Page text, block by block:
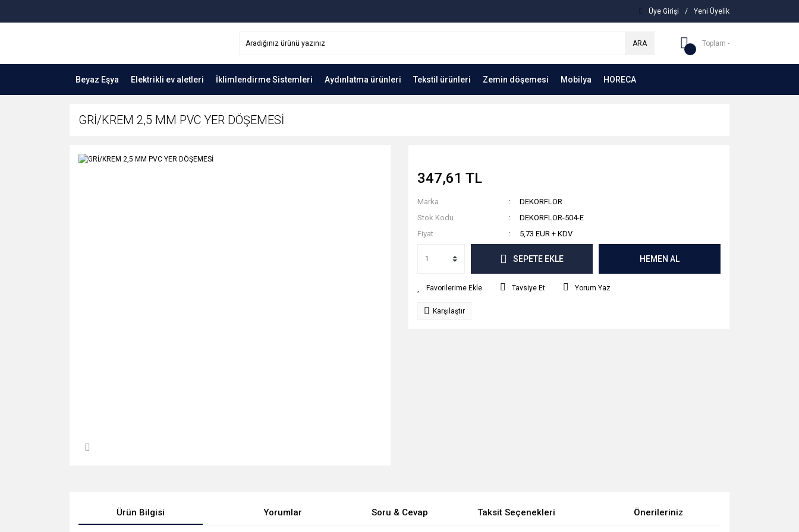
Üye Girişi / Yeni Üyelik
ARA Toplam -
Beyaz Eşya Elektrikli ev aletleri İklimlendirme Sistemleri Aydınlatma ürünleri Tekstil ürünleri Zemin döşemesi Mobilya HORECA
GRİ/KREM 2,5 MM PVC YER DÖŞEMESİ
347,61 TL
Marka
DEKORFLOR
Stok Kodu
DEKORFLOR-504-E
Fiyat
5,73 EUR + KDV
SEPETE EKLE HEMEN AL
Tavsiye Et Yorum Yaz
Karşılaştır
Ürün Bilgisi Yorumlar Soru & Cevap Taksit Seçenekleri Önerileriniz